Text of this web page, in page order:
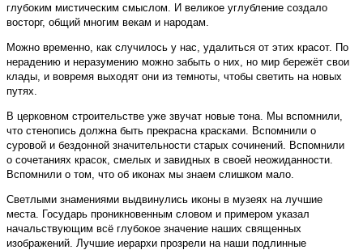
глубоким мистическим смыслом. И великое углубление создало
восторг, общий многим векам и народам.
Можно временно, как случилось у нас, удалиться от этих красот. По
нерадению и неразумению можно забыть о них, но мир бережёт свои
клады, и вовремя выходят они из темноты, чтобы светить на новых
путях.
В церковном строительстве уже звучат новые тона. Мы вспомнили,
что стенопись должна быть прекрасна красками. Вспомнили о
суровой и бездонной значительности старых сочинений. Вспомнили
о сочетаниях красок, смелых и завидных в своей неожиданности.
Вспомнили о том, что об иконах мы знаем слишком мало.
Светлыми знамениями выдвинулись иконы в музеях на лучшие
места. Государь проникновенным словом и примером указал
начальствующим всё глубокое значение наших священных
изображений. Лучшие иерархи прозрели на наши подлинные